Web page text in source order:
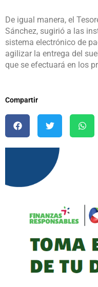
De igual manera, el
Sánchez, sugirió a las
sistema electrónico de
agilizar la entrega del
que se efectuará en los
Compartir